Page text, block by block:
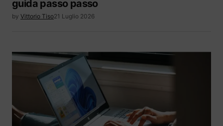
guida passo passo
by Vittorio Tiso21 Luglio 2026